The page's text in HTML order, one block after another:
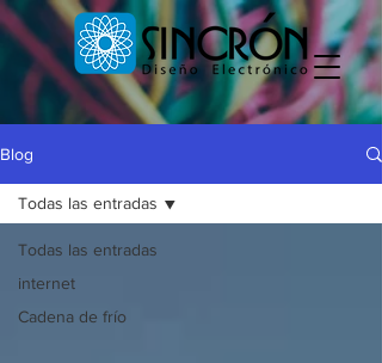
Blog
Todas las entradas
internet
Cadena de frío
Todas las entradas